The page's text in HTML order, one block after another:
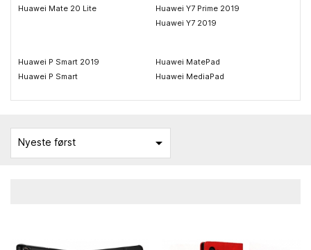
Huawei Mate 20 Lite
Huawei Y7 Prime 2019
Huawei Y7 2019
Huawei P Smart 2019
Huawei P Smart
Huawei MatePad
Huawei MediaPad
Nyeste først 